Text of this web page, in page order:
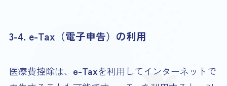
3-4. e-Tax（電子申告）の利用
医療費控除は、 e-Taxを利用してインターネットで